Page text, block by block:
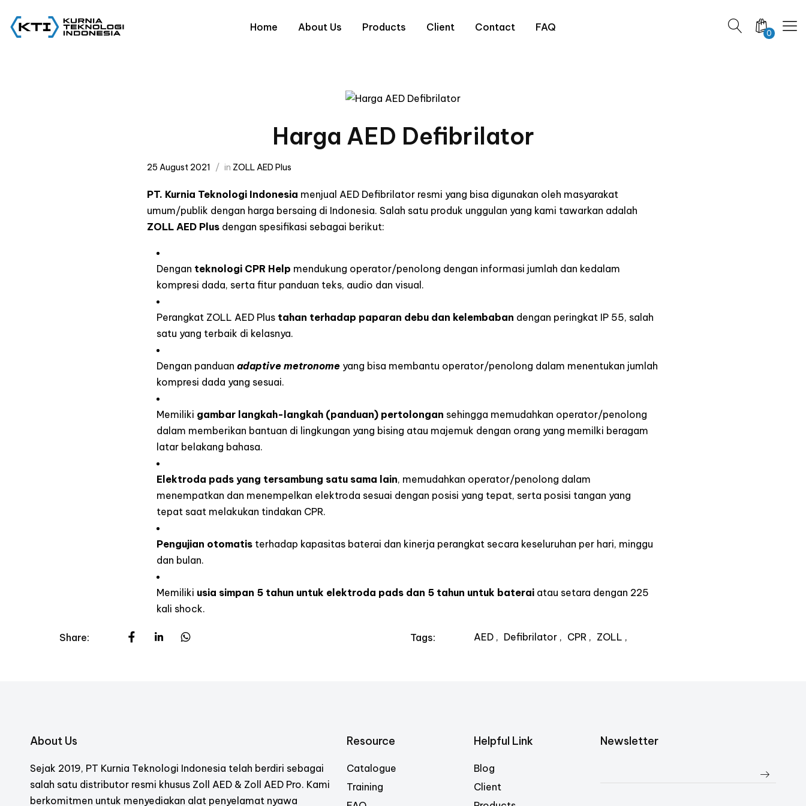
Home About Us Products Client Contact FAQ 0
Harga AED Defibrilator
25 August 2021 in ZOLL AED Plus
PT. Kurnia Teknologi Indonesia menjual AED Defibrilator resmi yang bisa digunakan oleh masyarakat
umum/publik dengan harga bersaing di Indonesia. Salah satu produk unggulan yang kami tawarkan adalah
ZOLL AED Plus dengan spesifikasi sebagai berikut:
Dengan teknologi CPR Help mendukung operator/penolong dengan informasi jumlah dan kedalam
kompresi dada, serta fitur panduan teks, audio dan visual.
Perangkat ZOLL AED Plus tahan terhadap paparan debu dan kelembaban dengan peringkat IP 55, salah
satu yang terbaik di kelasnya.
Dengan panduanadaptive metronome yang bisa membantu operator/penolong dalam menentukan jumlah
kompresi dada yang sesuai.
Memiliki gambar langkah-langkah (panduan) pertolongan sehingga memudahkan operator/penolong
dalam memberikan bantuan di lingkungan yang bising atau majemuk dengan orang yang memilki beragam
latar belakang bahasa.
Elektroda pads yang tersambung satu sama lain, memudahkan operator/penolong dalam
menempatkan dan menempelkan elektroda sesuai dengan posisi yang tepat, serta posisi tangan yang
tepat saat melakukan tindakan CPR.
Pengujian otomatis terhadap kapasitas baterai dan kinerja perangkat secara keseluruhan per hari, minggu
dan bulan.
Memiliki usia simpan 5 tahun untuk elektroda pads dan 5 tahun untuk baterai atau setara dengan 225
kali shock.
Share: Tags: AED Defibrilator CPR ZOLL
About Us
Sejak 2019, PT Kurnia Teknologi Indonesia telah berdiri sebagai
salah satu distributor resmi khusus Zoll AED & Zoll AED Pro. Kami
berkomitmen untuk menyediakan alat penyelamat nyawa
Resource
Catalogue
Training
Helpful Link
Blog
Client
Newsletter